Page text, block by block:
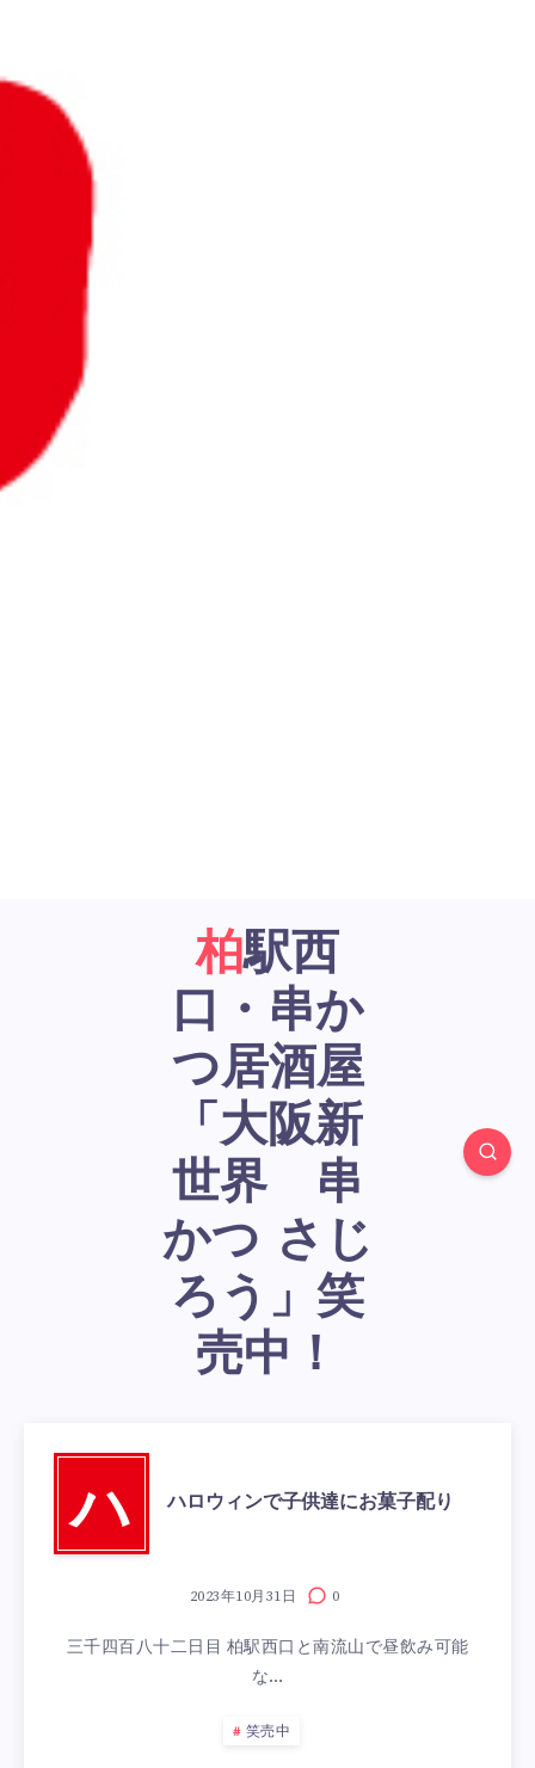
柏駅西
口・串か
つ居酒屋
「大阪新
世界 串
かつ さじ
ろう」笑
売中！
ハ ハロウィンで子供達にお菓子配り
2023年10月31日 0
三千四百八十二日目 柏駅西口と南流山で昼飲み可能
な…
笑売中